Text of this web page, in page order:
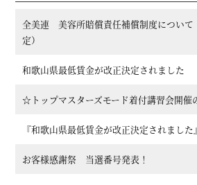
全美連 美容所賠償責任補償制度について
定）
和歌山県最低賃金が改正決定されました
☆トップマスターズモード着付講習会開
『和歌山県最低賃金が改正決定されました』
お客様感謝祭 当選番号発表！